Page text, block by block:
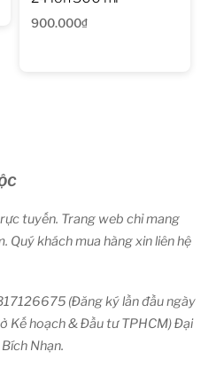
900.000₫
tuyến. Trang web chỉ mang
Quý khách mua hàng xin liên hệ
(Đăng ký lần đầu ngày
Kế hoạch & Đầu tư TPHCM) Đại
Nhạn.